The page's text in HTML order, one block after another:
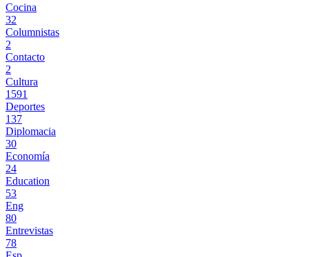
Cocina
32
Columnistas
2
Contacto
2
Cultura
1591
Deportes
137
Diplomacia
30
Economía
24
Education
53
Eng
80
Entrevistas
78